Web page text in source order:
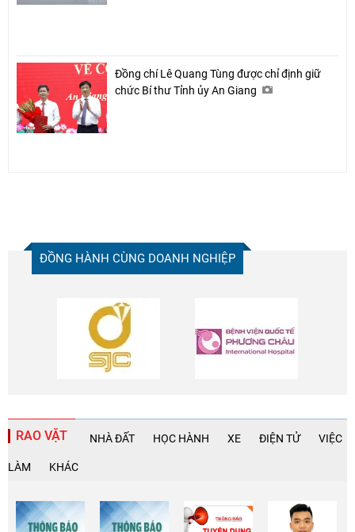
Đồng chí Lê Quang Tùng được chỉ định giữ
chức Bí thư Tỉnh ủy An Giang
ĐỒNG HÀNH CÙNG DOANH NGHIỆP
RAO VẶT NHÀ ĐẤT HỌC HÀNH XE ĐIỆN TỬ VIỆC
LÀM KHÁC